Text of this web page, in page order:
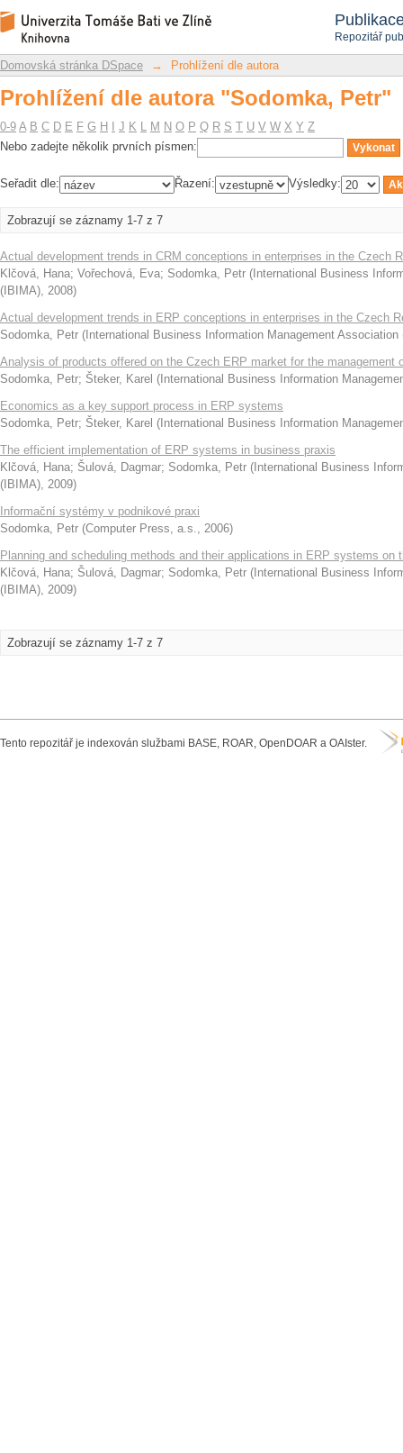
Repozitář
Prohlížení dle autora "Sodomka, Petr"
Repozitář DSpace/Manakin
Domovská stránka DSpace → Prohlížení dle autora
Prohlížení dle autora "Sodomka, Petr"
0-9 A B C D E F G H J K L M N O P Q R S T U V W X Y Z
Nebo zadejte několik prvních písmen:
Seřadit dle: Řazení: Výsledky:
Zobrazují se záznamy 1-7 z 7
Actual development trends in CRM conceptions in enterprises in the Czech
Klčová, Hana; Vořechová, Eva; Sodomka, Petr ( International Business
(IBIMA), 2008)
Actual development trends in ERP conceptions in enterprises in the Czech
Sodomka, Petr ( International Business Information Management Association
Analysis of products offered on the Czech ERP market for the management
Sodomka, Petr; Šteker, Karel ( International Business Information
Economics as a key support process in ERP systems
Sodomka, Petr; Šteker, Karel ( International Business Information
The efficient implementation of ERP systems in business praxis
Klčová, Hana; Šulová, Dagmar; Sodomka, Petr ( International Business
(IBIMA), 2009)
Informační systémy v podnikové praxi
Sodomka, Petr (Computer Press, a.s., 2006)
Planning and scheduling methods and their applications in ERP systems on
Klčová, Hana; Šulová, Dagmar; Sodomka, Petr ( International Business
(IBIMA), 2009)
Zobrazují se záznamy 1-7 z 7
Tento repozitář je indexován službami BASE, ROAR, OpenDOAR a OAIster.